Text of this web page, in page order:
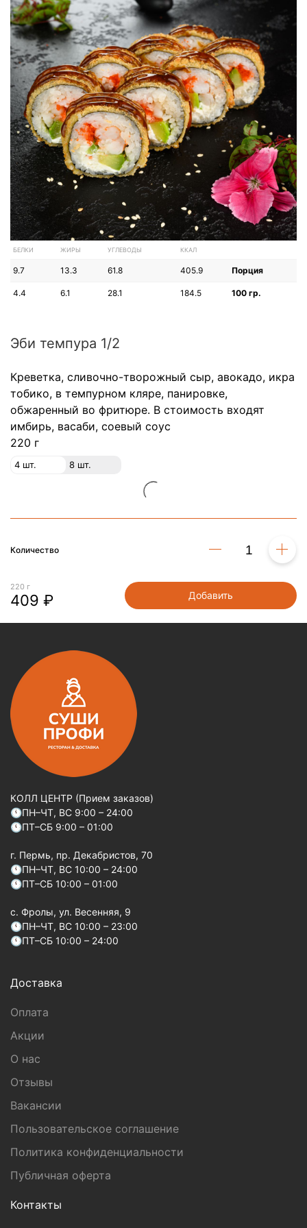
БЕЛКИ ЖИРЫ УГЛЕВОДЫ ККАЛ
9.7 13.3 61.8 405.9 Порция
4.4 6.1 28.1 184.5 100 гр.
Эби темпура 1/2
Креветка, сливочно-творожный сыр, авокадо, икра
тобико, в темпурном кляре, панировке,
обжаренный во фритюре. В стоимость входят
имбирь, васаби, соевый соус
220 г
4 шт. 8 шт.
Количество
220 г
409 ₽ Добавить
КОЛЛ ЦЕНТР (Прием заказов)
🕚ПН–ЧТ, ВС 9:00 – 24:00
🕚ПТ–СБ 9:00 – 01:00
г. Пермь, пр. Декабристов, 70
🕚ПН–ЧТ, ВС 10:00 – 24:00
🕚ПТ–СБ 10:00 – 01:00
c. Фролы, ул. Весенняя, 9
🕚ПН–ЧТ, ВС 10:00 – 23:00
🕚ПТ–СБ 10:00 – 24:00
Доставка
Оплата
Акции
О нас
Отзывы
Вакансии
Пользовательское соглашение
Политика конфиденциальности
Публичная оферта
Контакты